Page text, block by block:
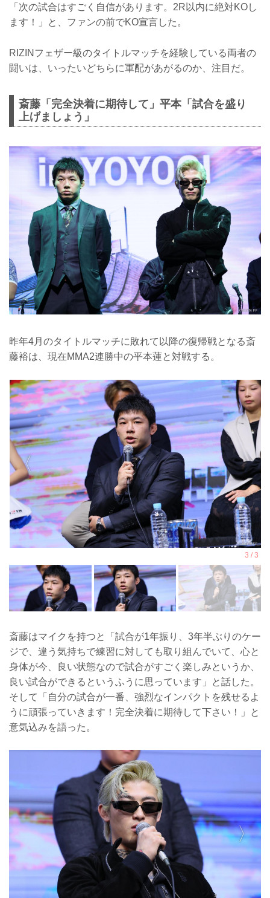
「次の試合はすごく自信があります。2R以内に絶対KOし
ます！」と、ファンの前でKO宣言した。
RIZINフェザー級のタイトルマッチを経験している両者の
闘いは、いったいどちらに軍配があがるのか、注目だ。
斎藤「完全決着に期待して」平本「試合を盛り
上げましょう」
昨年4月のタイトルマッチに敗れて以降の復帰戦となる斎
藤裕は、現在MMA2連勝中の平本蓮と対戦する。
斎藤はマイクを持つと「試合が1年振り、3年半ぶりのケー
ジで、違う気持ちで練習に対しても取り組んでいて、心と
身体が今、良い状態なので試合がすごく楽しみというか、
良い試合ができるというふうに思っています」と話した。
そして「自分の試合が一番、強烈なインパクトを残せるよ
うに頑張っていきます！完全決着に期待して下さい！」と
意気込みを語った。